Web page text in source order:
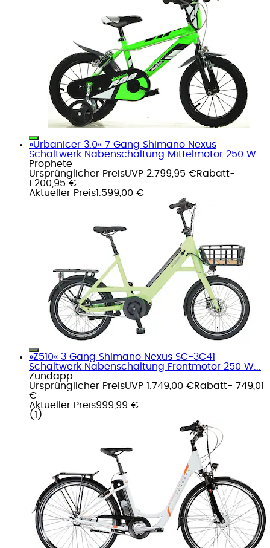
»Urbanicer 3.0« 7 Gang Shimano Nexus
Schaltwerk Nabenschaltung Mittelmotor 250 W...
Prophete
Ursprünglicher PreisUVP 2.799,95 €Rabatt-
1.200,95 €
Aktueller Preis1.599,00 €
»Z510« 3 Gang Shimano Nexus SC-3C41
Schaltwerk Nabenschaltung Frontmotor 250 W...
Zündapp
Ursprünglicher PreisUVP 1.749,00 €Rabatt- 749,01
€
Aktueller Preis999,99 €
( 1 )